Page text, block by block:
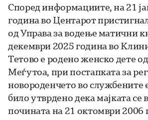
Според информациите, на 21
година во Центарот
од Управа за водење матични
декември 2025 година во
Тетово е родено женско дете
Меѓутоа, при постапката за
новороденчето во службените
било утврдено дека мајката се
почината на 21 октомври 2006